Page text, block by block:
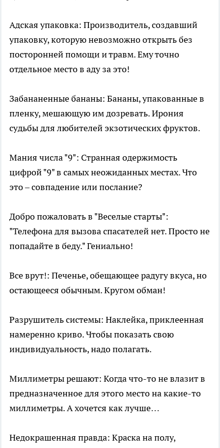
Адская упаковка: Производитель, создавший
упаковку, которую невозможно открыть без
посторонней помощи и травм. Ему точно
отдельное место в аду за это!
Забананенные бананы: Бананы, упакованные в
пленку, мешающую им дозревать. Ирония
судьбы для любителей экзотических фруктов.
Мания числа "9": Странная одержимость
цифрой "9" в самых неожиданных местах. Что
это – совпадение или послание?
Добро пожаловать в "Веселые старты":
"Телефона для вызова спасателей нет. Просто не
попадайте в беду." Гениально!
Все врут!: Печенье, обещающее радугу вкуса, но
остающееся обычным. Кругом обман!
Разрушитель системы: Наклейка, приклеенная
намеренно криво. Чтобы показать свою
индивидуальность, надо полагать.
Миллиметры решают: Когда что-то не влазит в
предназначенное для этого место на какие-то
миллиметры. А хочется как лучше…
Недокрашенная правда: Краска на полу,